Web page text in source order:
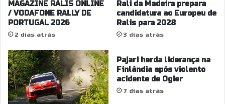
MAGAZINE RALIS ONLINE
/ VODAFONE RALLY DE
PORTUGAL 2026
2 dias atrás
Rali da Madeira prepara
candidatura ao Europeu de
Ralis para 2028
3 dias atrás
Pajari herda liderança na
Finlândia após violento
acidente de Ogier
7 dias atrás